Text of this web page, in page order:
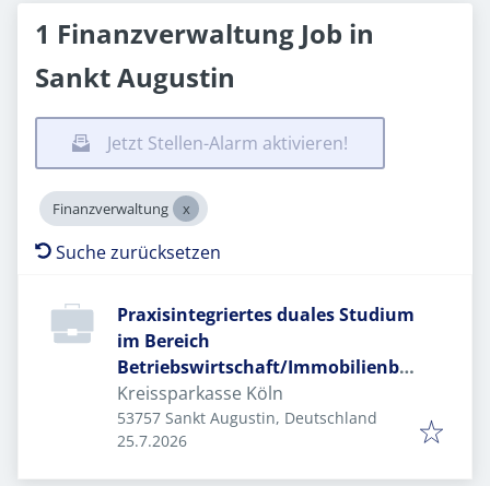
1 Finanzverwaltung Job in
Sankt Augustin
Jetzt Stellen-Alarm aktivieren!
Finanzverwaltung
Suche zurücksetzen
Praxisintegriertes duales Studium
im Bereich
Betriebswirtschaft/Immobilienbe
wertung
Kreissparkasse Köln
53757 Sankt Augustin, Deutschland
Veröffentlicht
25.7.2026